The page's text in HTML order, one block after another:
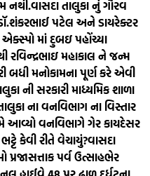
નથી.વાસદા તાલુકા નું ગૌરવ
પટેલ અને ડાયરેક્ટર
માં દુબઇ પહોંચ્યા
રવિન્દ્રભાઇ મહાકાલ ને જન્મ
બધી મનોકામના પૂર્ણ કરે એવી
ની સરકારી માધ્યમિક શાળા
ના વનવિભાગ ના વિસ્તાર
આવ્યો વનવિભાગે ગેર કાયદેસર
કેવી રીતે વેચાયું?વાસદા
પ્રજાસત્તાક પર્વ ઉત્સાહભેર